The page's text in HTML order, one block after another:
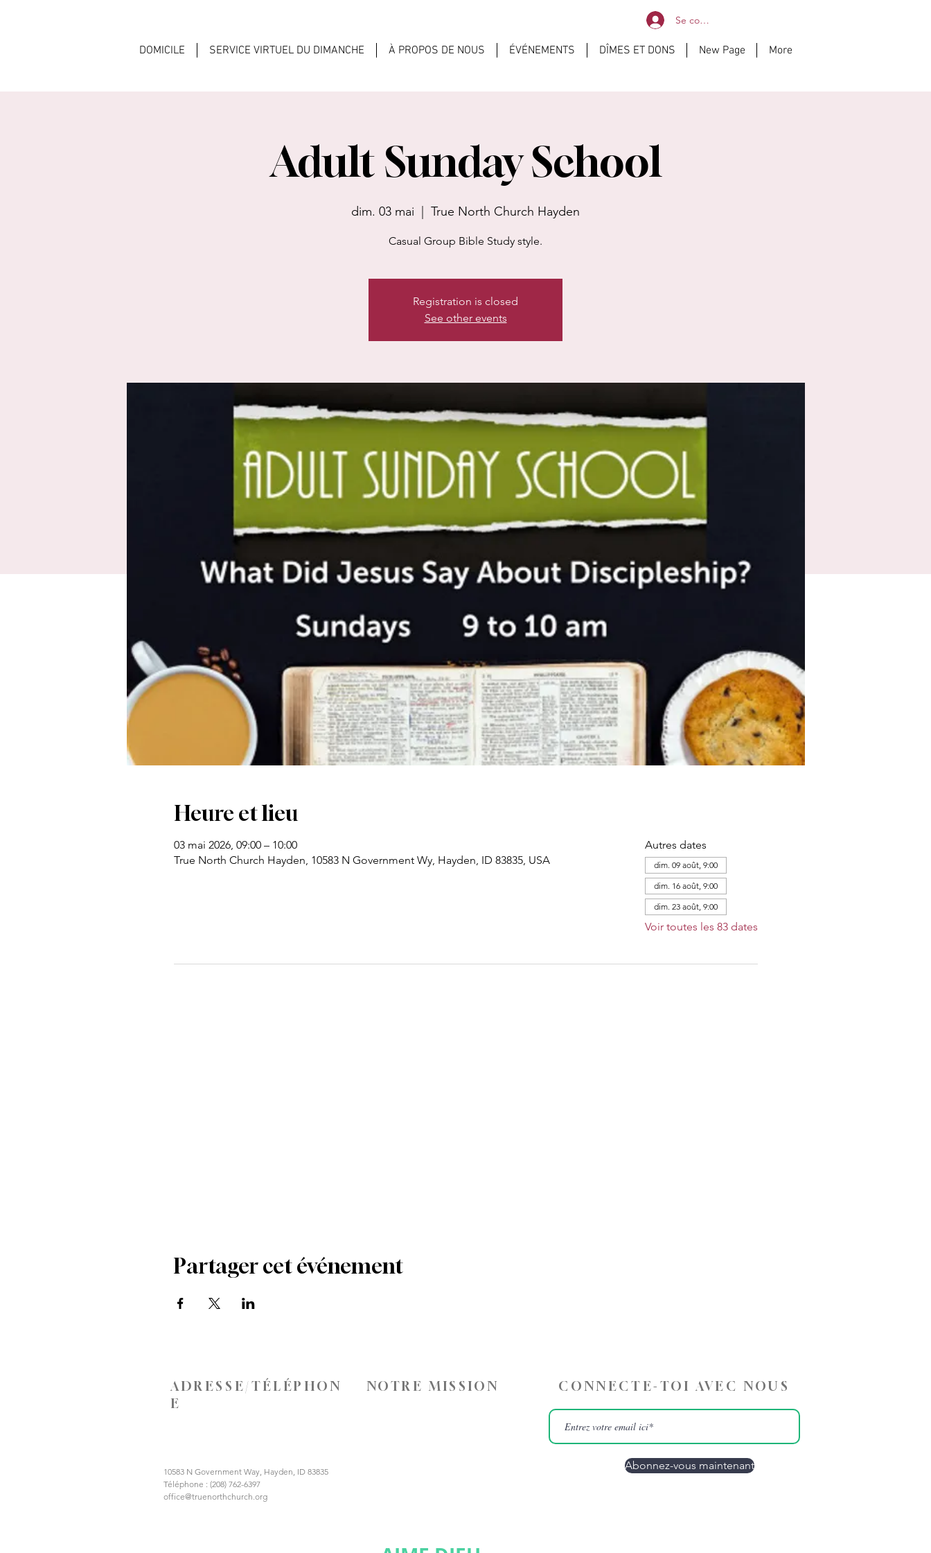
Se connecter
DOMICILE SERVICE VIRTUEL DU DIMANCHE À PROPOS DE NOUS ÉVÉNEMENTS DÎMES ET DONS New Page More
Adult Sunday School
dim. 03 mai True North Church Hayden
Casual Group Bible Study style.
Registration is closed
See other events
Heure et lieu
03 mai 2026, 09:00 – 10:00
True North Church Hayden, 10583 N Government Wy, Hayden, ID 83835, USA
Autres dates
dim. 09 août, 9:00
dim. 16 août, 9:00
dim. 23 août, 9:00
Voir toutes les 83 dates
Partager cet événement
ADRESSE/TÉLÉPHON
E
NOTRE MISSION
10583 N Government Way, Hayden, ID 83835
Téléphone : (208) 762-6397
office@truenorthchurch.org
CONNECTE-TOI AVEC NOUS
Abonnez-vous maintenant